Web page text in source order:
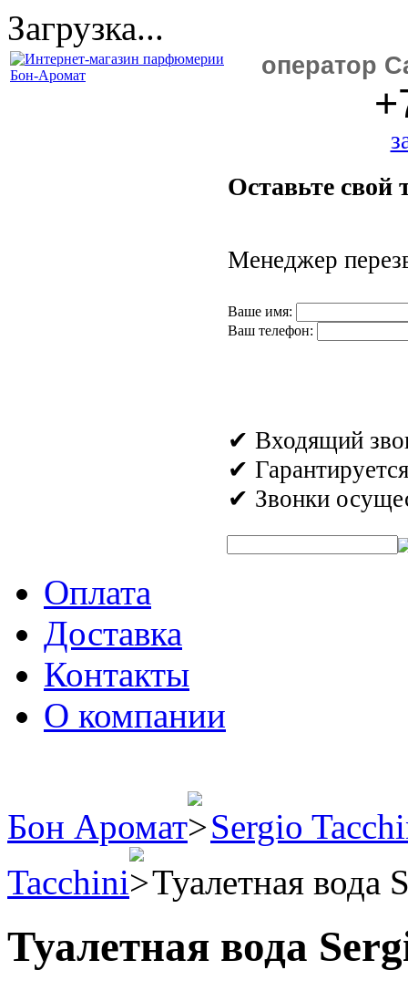
Загрузка...
оператор
Оставьте
Менеджер
Ваше имя:
Ваш телефон:
✔ Входящий
✔
✔ Звонки
Оплата
Доставка
Контакты
О компании
Бон Аромат
Sergio
Tacchini
Туалетная вода
Туалетная вода